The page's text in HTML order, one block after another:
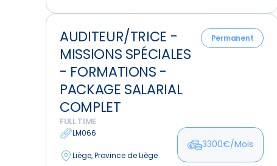
AUDITEUR/TRICE -
MISSIONS SPÉCIALES
- FORMATIONS -
PACKAGE SALARIAL
COMPLET
Permanent
FULL TIME
LM066
Liège, Province de Liège
3300€/Mois
Auditeur/trice
Missions
spéciales
Formations
Package
salarial
complet